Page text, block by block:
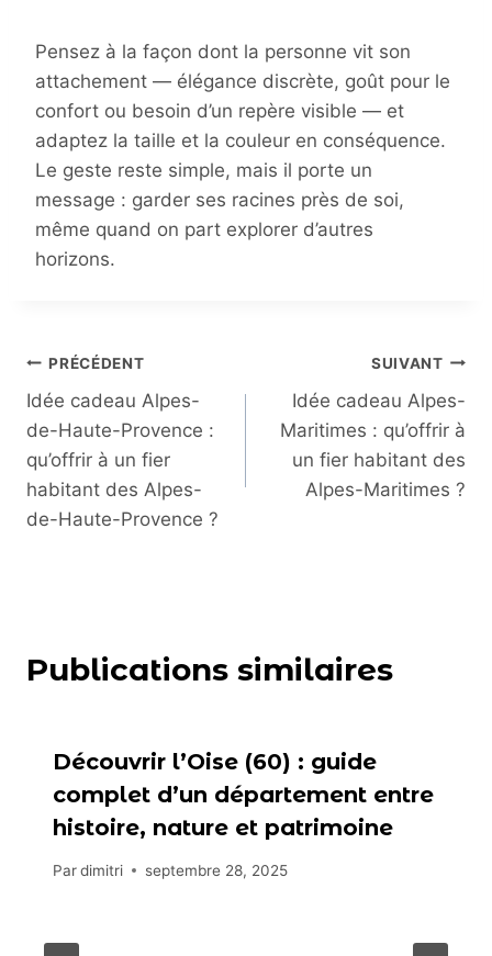
Pensez à la façon dont la personne vit son
attachement — élégance discrète, goût pour le
confort ou besoin d’un repère visible — et
adaptez la taille et la couleur en conséquence.
Le geste reste simple, mais il porte un
message : garder ses racines près de soi,
même quand on part explorer d’autres
horizons.
PRÉCÉDENT
Idée cadeau Alpes-
de-Haute-Provence :
qu’offrir à un fier
habitant des Alpes-
de-Haute-Provence ?
SUIVANT
Idée cadeau Alpes-
Maritimes : qu’offrir à
un fier habitant des
Alpes-Maritimes ?
Publications similaires
Découvrir l’Oise (60) : guide
complet d’un département entre
histoire, nature et patrimoine
Pardimitri septembre 28, 2025